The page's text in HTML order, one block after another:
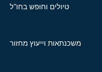
טיולים וחופש בחו"ל
משכנתאות וייעוץ מחזור